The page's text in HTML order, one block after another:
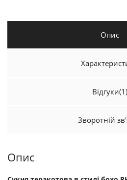
Опис
Відгуки(1)
Зворотній
Опис